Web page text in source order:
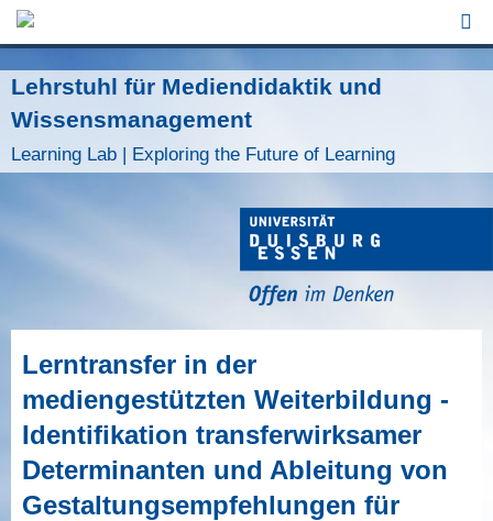
Lehrstuhl für Mediendidaktik und
Wissensmanagement
Learning Lab | Exploring the Future of Learning
Lerntransfer in der
mediengestützten Weiterbildung -
Identifikation transferwirksamer
Determinanten und Ableitung von
Gestaltungsempfehlungen für